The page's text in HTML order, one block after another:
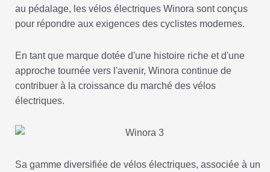
au pédalage, les vélos électriques Winora sont conçus
pour répondre aux exigences des cyclistes modernes.
En tant que marque dotée d'une histoire riche et d'une
approche tournée vers l'avenir, Winora continue de
contribuer à la croissance du marché des vélos
électriques.
Sa gamme diversifiée de vélos électriques, associée à un